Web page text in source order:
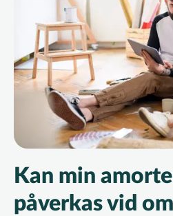
Kan min
påverkas vid